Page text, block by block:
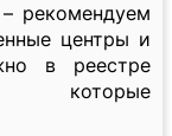
рекомендуем
центры и
в реестре
которые